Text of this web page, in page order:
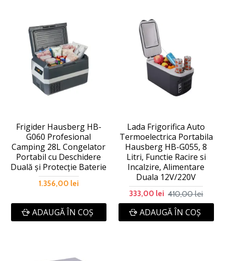
Frigider Hausberg HB-
G060 Profesional
Camping 28L Congelator
Portabil cu Deschidere
Duală și Protecție Baterie
1.356,00 lei
ADAUGĂ ÎN COŞ
Lada Frigorifica Auto
Termoelectrica Portabila
Hausberg HB-G055, 8
Litri, Functie Racire si
Incalzire, Alimentare
Duala 12V/220V
333,00 lei 410,00 lei
ADAUGĂ ÎN COŞ